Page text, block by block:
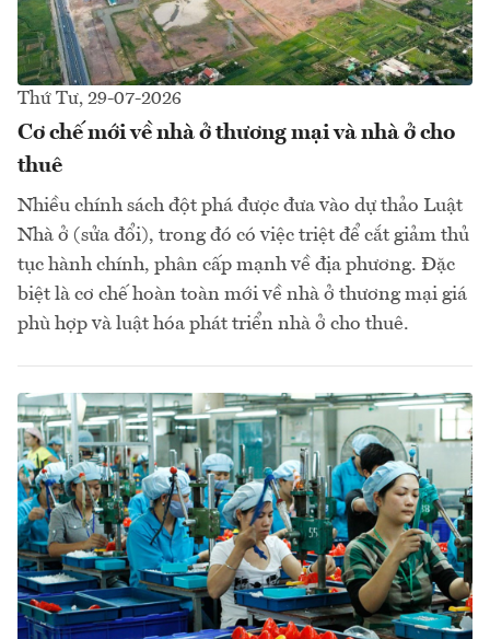
Thứ Tư, 29-07-2026
Cơ chế mới về nhà ở thương mại và nhà ở cho
thuê
Nhiều chính sách đột phá được đưa vào dự thảo Luật
Nhà ở (sửa đổi), trong đó có việc triệt để cắt giảm thủ
tục hành chính, phân cấp mạnh về địa phương. Đặc
biệt là cơ chế hoàn toàn mới về nhà ở thương mại giá
phù hợp và luật hóa phát triển nhà ở cho thuê.